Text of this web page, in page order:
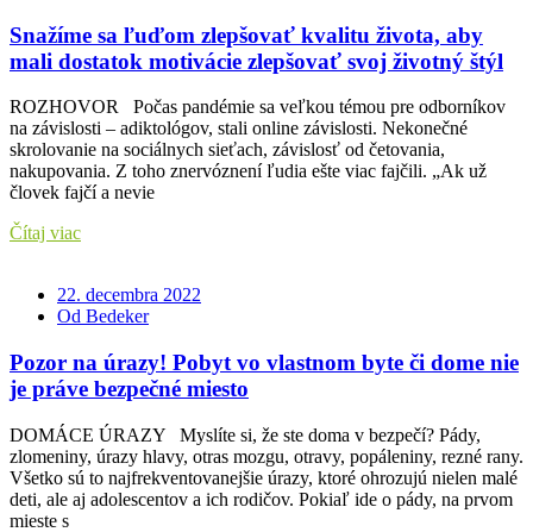
Snažíme sa ľuďom zlepšovať kvalitu života, aby
mali dostatok motivácie zlepšovať svoj životný štýl
ROZHOVOR Počas pandémie sa veľkou témou pre odborníkov
na závislosti – adiktológov, stali online závislosti. Nekonečné
skrolovanie na sociálnych sieťach, závislosť od četovania,
nakupovania. Z toho znervóznení ľudia ešte viac fajčili. „Ak už
človek fajčí a nevie
Čítaj viac
22. decembra 2022
Od Bedeker
Pozor na úrazy! Pobyt vo vlastnom byte či dome nie
je práve bezpečné miesto
DOMÁCE ÚRAZY Myslíte si, že ste doma v bezpečí? Pády,
zlomeniny, úrazy hlavy, otras mozgu, otravy, popáleniny, rezné rany.
Všetko sú to najfrekventovanejšie úrazy, ktoré ohrozujú nielen malé
deti, ale aj adolescentov a ich rodičov. Pokiaľ ide o pády, na prvom
mieste s